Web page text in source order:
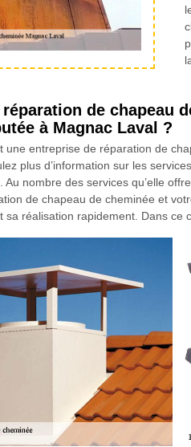
de chapeau
à Magnac Laval ?
une entreprise de réparation de
plus d’information sur les
Au nombre des services qu’elle
de chapeau de cheminée et
sa réalisation rapidement. Dans ce